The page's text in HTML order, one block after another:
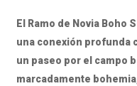
El Ramo de Novia Boho
una conexión profunda
un paseo por el campo
marcadamente